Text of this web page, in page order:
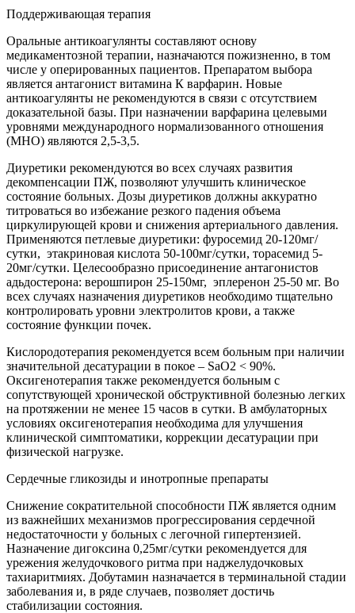
Поддерживающая терапия
Оральные антикоагулянты составляют основу
медикаментозной терапии, назначаются пожизненно, в том
числе у оперированных пациентов. Препаратом выбора
является антагонист витамина К варфарин. Новые
антикоагулянты не рекомендуются в связи с отсутствием
доказательной базы. При назначении варфарина целевыми
уровнями международного нормализованного отношения
(МНО) являются 2,5-3,5.
Диуретики рекомендуются во всех случаях развития
декомпенсации ПЖ, позволяют улучшить клиническое
состояние больных. Дозы диуретиков должны аккуратно
титроваться во избежание резкого падения объема
циркулирующей крови и снижения артериального давления.
Применяются петлевые диуретики: фуросемид 20-120мг/
сутки, этакриновая кислота 50-100мг/сутки, торасемид 5-
20мг/сутки. Целесообразно присоединение антагонистов
адьдостерона: верошпирон 25-150мг, эплеренон 25-50 мг. Во
всех случаях назначения диуретиков необходимо тщательно
контролировать уровни электролитов крови, а также
состояние функции почек.
Кислородотерапия рекомендуется всем больным при наличии
значительной десатурации в покое – SaO2 < 90%.
Оксигенотерапия также рекомендуется больным с
сопутствующей хронической обструктивной болезнью легких
на протяжении не менее 15 часов в сутки. В амбулаторных
условиях оксигенотерапия необходима для улучшения
клинической симптоматики, коррекции десатурации при
физической нагрузке.
Сердечные гликозиды и инотропные препараты
Снижение сократительной способности ПЖ является одним
из важнейших механизмов прогрессирования сердечной
недостаточности у больных с легочной гипертензией.
Назначение дигоксина 0,25мг/сутки рекомендуется для
урежения желудочкового ритма при наджелудочковых
тахиаритмиях. Добутамин назначается в терминальной стадии
заболевания и, в ряде случаев, позволяет достичь
стабилизации состояния.